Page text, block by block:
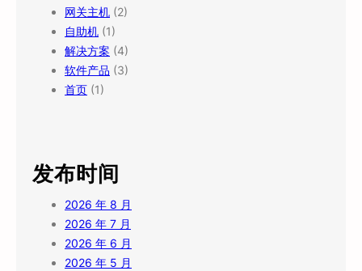
网关主机 (2)
自助机 (1)
解决方案 (4)
软件产品 (3)
首页 (1)
发布时间
2026 年 8 月
2026 年 7 月
2026 年 6 月
2026 年 5 月